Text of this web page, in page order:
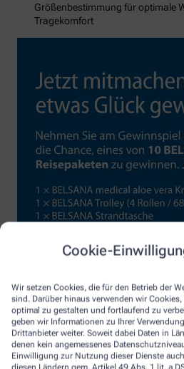
Cookie-
Wir setzen Cookies, die für den Betrieb der
sind. Darüber hinaus verwenden wir
optimal zu gestalten und fortlaufend zu
geben wir Informationen zu Ihrer
Drittanbieter weiter. Soweit dabei Daten in
denen kein angemessenes
Einwilligung zur Nutzung dieser Dienste
Größenbestimmung für optimale
Tragekomfort